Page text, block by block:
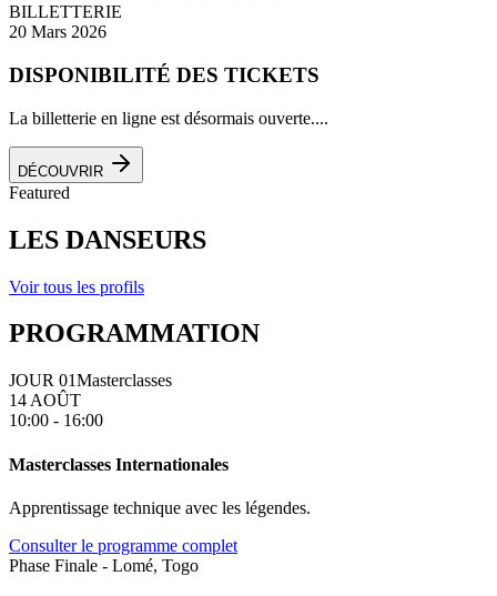
BILLETTERIE
20 Mars 2026
DISPONIBILITÉ DES TICKETS
La billetterie en ligne est désormais ouverte....
DÉCOUVRIR
Featured
LES DANSEURS
Voir tous les profils
PROGRAMMATION
JOUR 01Masterclasses
14 AOÛT
10:00 - 16:00
Masterclasses Internationales
Apprentissage technique avec les légendes.
Consulter le programme complet
Phase Finale - Lomé, Togo